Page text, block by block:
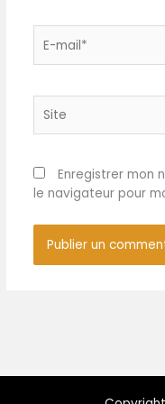
mail*
Enregistrer mon
le navigateur pour